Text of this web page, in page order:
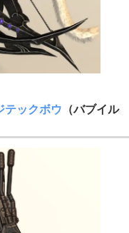
テックボウ （バブイル